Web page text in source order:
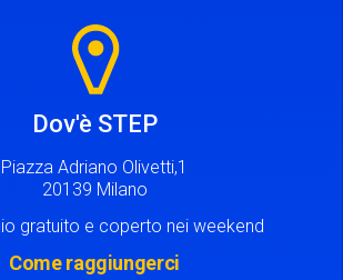
Dov'è STEP
Piazza Adriano Olivetti,1
20139 Milano
gratuito e coperto nei weekend
Come raggiungerci